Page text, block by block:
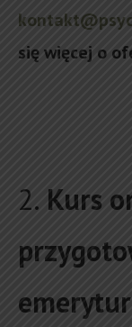
się więcej o
2. Kurs